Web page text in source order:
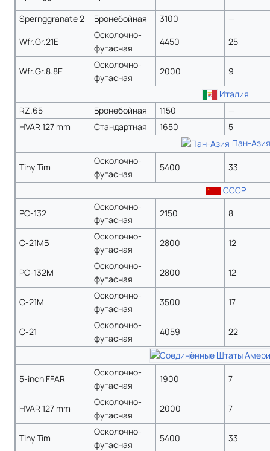
Spernggranate 2
Бронебойная 3100
—
Wfr.Gr.21Е
Осколочно-
фугасная
4450 25
Wfr.Gr.8.8Е
Осколочно-
фугасная
2000
9
Италия
RZ.65
Бронебойная 1150
—
HVAR 127 mm
Стандартная 1650
5
Пан-Азия
Tiny Tim
Осколочно-
фугасная
5400
33
СССР
РС-132
Осколочно-
фугасная
2150 8
С-21МБ
Осколочно-
фугасная
2800 12
РС-132М
Осколочно-
фугасная
2800 12
С-21М
Осколочно-
фугасная
3500 17
С-21
Осколочно-
фугасная
4059 22
5-inch FFAR
Осколочно-
фугасная
1900 7
HVAR 127 mm
Осколочно-
фугасная
2000 7
Tiny Tim
Осколочно-
фугасная
5400 33